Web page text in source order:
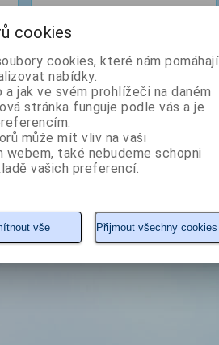
Autor: Caine Rachel
KOUPIT detail
cookies
cookies, které nám pomáhají
nabídky.
jak ve svém prohlížeči na daném
stránka funguje podle vás a je
může mít vliv na vaši
také nebudeme schopni
vašich preferencí.
vše Přijmout všechny cookies